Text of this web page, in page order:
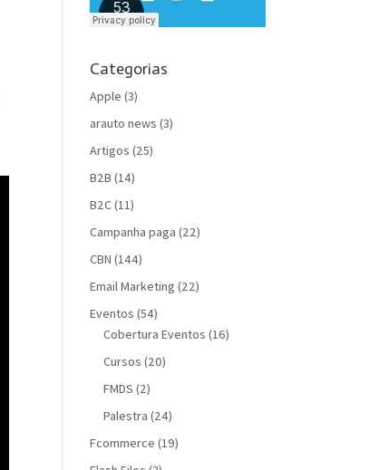
Categorias
Apple (3)
arauto news (3)
Artigos (25)
B2B (14)
B2C(11)
Campanha paga (22)
CBN (144)
Email Marketing (22)
Eventos (54)
Cobertura Eventos (16)
Cursos (20)
FMDS (2)
Palestra (24)
Fcommerce (19)